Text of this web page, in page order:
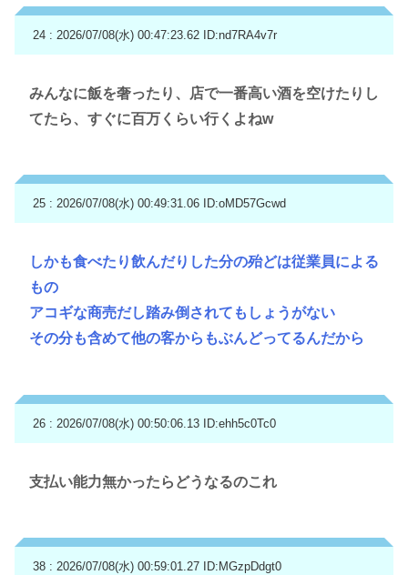
24 : 2026/07/08(水) 00:47:23.62 ID:nd7RA4v7r
みんなに飯を奢ったり、店で一番高い酒を空けたりし
てたら、すぐに百万くらい行くよねw
25 : 2026/07/08(水) 00:49:31.06 ID:oMD57Gcwd
しかも食べたり飲んだりした分の殆どは従業員による
もの
アコギな商売だし踏み倒されてもしょうがない
その分も含めて他の客からもぶんどってるんだから
26 : 2026/07/08(水) 00:50:06.13 ID:ehh5c0Tc0
支払い能力無かったらどうなるのこれ
38 : 2026/07/08(水) 00:59:01.27 ID:MGzpDdgt0